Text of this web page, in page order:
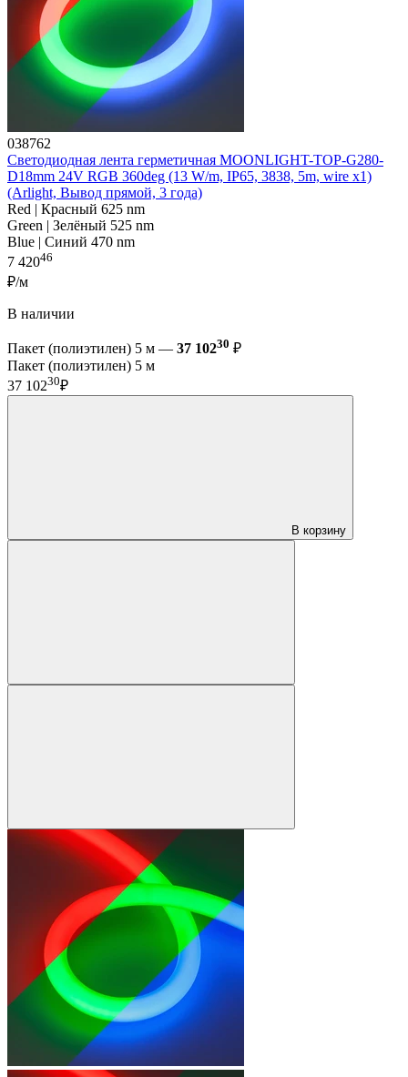
038762
Светодиодная лента герметичная MOONLIGHT-TOP-G280-
D18mm 24V RGB 360deg (13 W/m, IP65, 3838, 5m, wire x1)
(Arlight, Вывод прямой, 3 года)
Red | Красный 625 nm
Green | Зелёный 525 nm
Blue | Синий 470 nm
7 42046
₽/м
В наличии
Пакет (полиэтилен) 5 м — 37 10230 ₽
Пакет (полиэтилен) 5 м
37 10230₽
В корзину